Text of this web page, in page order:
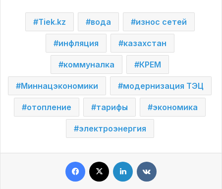
Tiek.kz вода износ сетей
инфляция казахстан
коммуналка КРЕМ
Миннацэкономики модернизация ТЭЦ
отопление тарифы экономика
электроэнергия